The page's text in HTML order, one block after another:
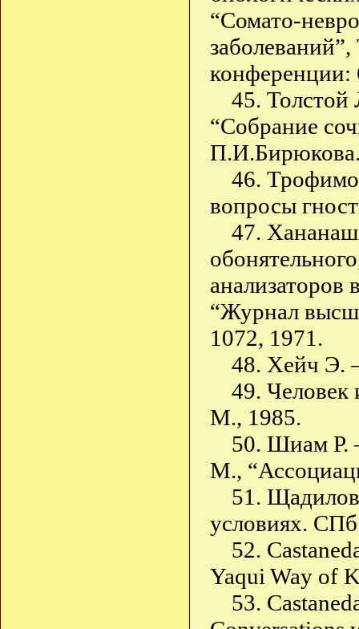
“Сомато-
конференции:
45.
“Собрание
46.
вопросы
47.
анализаторов
“Журнал
1072, 1971.
48. Хейч Э.
49. Человек
М., 1985.
50. Шиам Р.
М.,
51.
условиях.
52.
Yaqui Way of
53.